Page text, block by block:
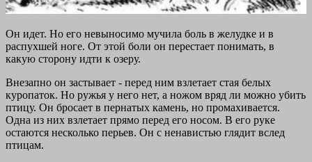
Он идет. Но его невыносимо мучила боль в желудке и в
распухшей ноге. От этой боли он перестает понимать, в
какую сторону идти к озеру.
Внезапно он застывает - перед ним взлетает стая белых
куропаток. Но ружья у него нет, а ножом вряд ли можно убить
птицу. Он бросает в пернатых камень, но промахивается.
Одна из них взлетает прямо перед его носом. В его руке
остаются несколько перьев. Он с ненавистью глядит вслед
птицам.